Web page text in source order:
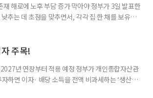
해로에 노후 부담 증가 막아야 정부가 3일 발표한
추는 데 초점을 맞추면서, 각각 집 한 채를 보유한
로 보지만, 실제 이혼해 주거와 생계를 분
주목!
년 연장부터 적용 예정 정부가 개인종합자산관
하면 이자· 배당 소득을 전액 비과세하는 ‘생산적